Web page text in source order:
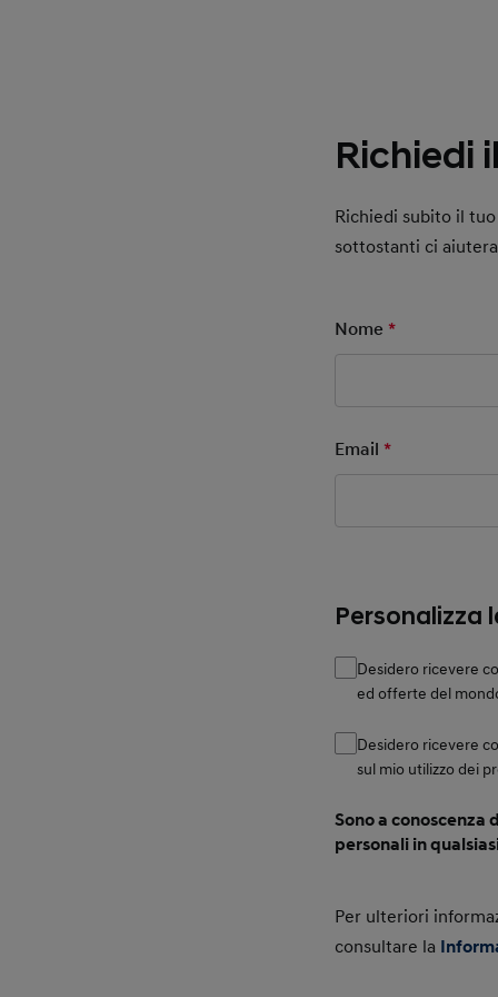
Richiedi
Richiedi subito il
sottostanti ci
Nome*
Email*
Personalizza
Desidero ricevere
ed offerte del
Desidero ricevere
sul mio utilizzo dei
Sono a
personali in
Per ulteriori
consultare la